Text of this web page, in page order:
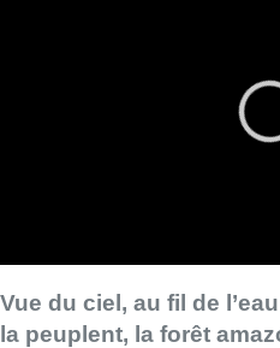
novembre à Tour &
Franco-Brésilien
entre montagnes, “rivières
tropicales et tapis forestier. Au